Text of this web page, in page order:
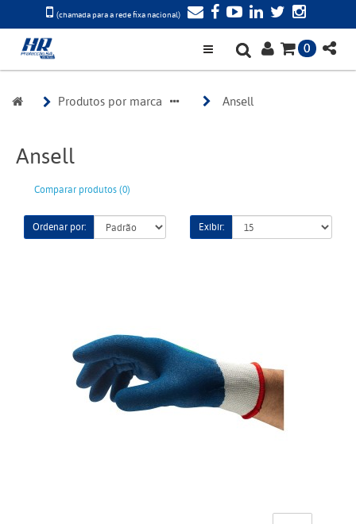
(chamada para a rede fixa nacional)
0
Produtos por marca Ansell
Ansell
Comparar produtos (0)
Ordenar por: Exibir: